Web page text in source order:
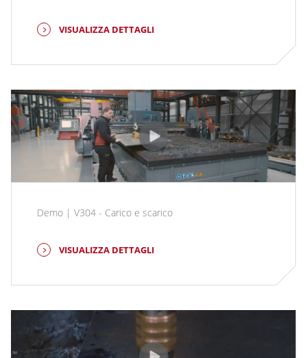
VISUALIZZA DETTAGLI
Demo | V304 - Carico e scarico
VISUALIZZA DETTAGLI